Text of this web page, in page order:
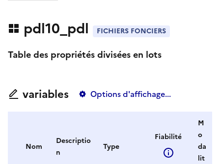
pdl10_pdl FICHIERS FONCIERS
Table des propriétés divisées en lots
variables Options d'affichage...
Nom
Descriptio
n
Type
Fiabilité
M
o
da
lit